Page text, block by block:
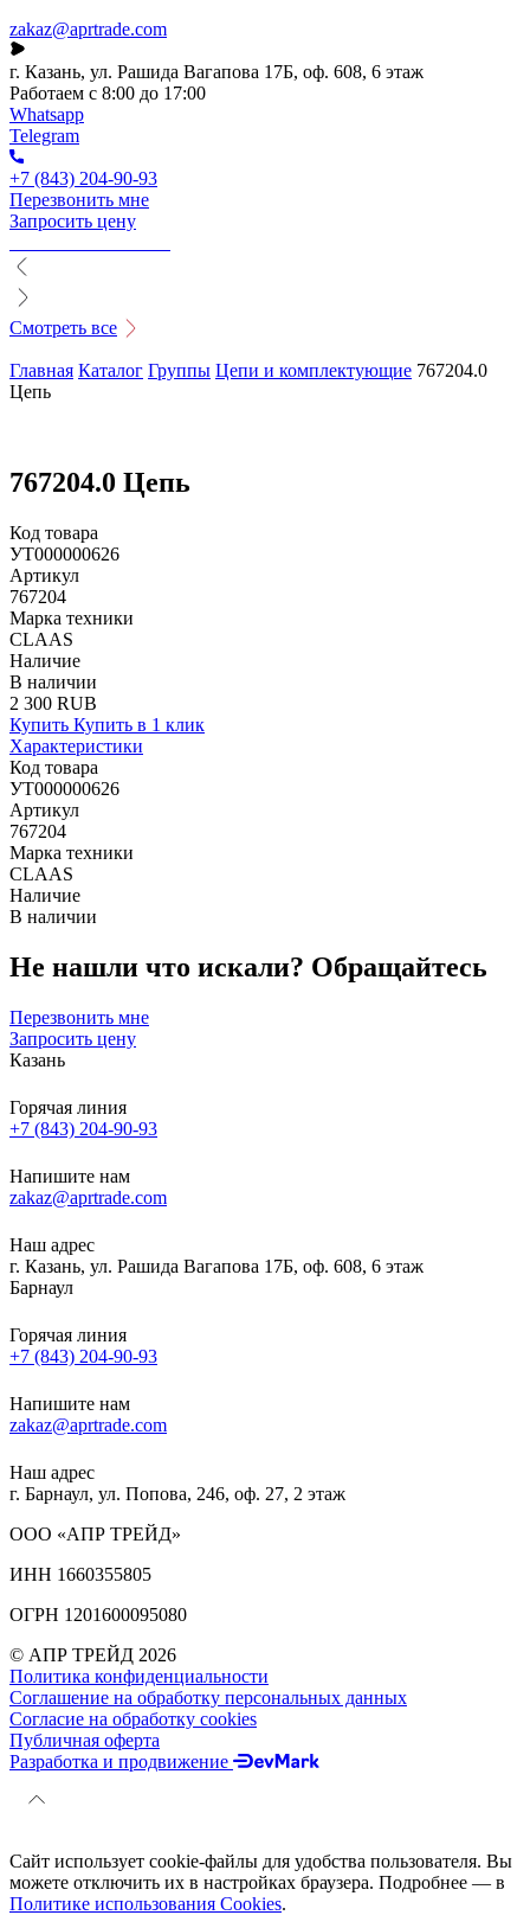
zakaz@aprtrade.com
г. Казань, ул. Рашида Вагапова 17Б, оф. 608, 6 этаж
Работаем с 8:00 до 17:00
Whatsapp
Telegram
+7 (843) 204-90-93
Перезвонить мне
Запросить цену
Смотреть все
Главная Каталог Группы Цепи и комплектующие 767204.0
Цепь
767204.0 Цепь
Код товара
УТ000000626
Артикул
767204
Марка техники
CLAAS
Наличие
В наличии
2 300 RUB
Купить Купить в 1 клик
Характеристики
Код товара
УТ000000626
Артикул
767204
Марка техники
CLAAS
Наличие
В наличии
Не нашли что искали? Обращайтесь
Перезвонить мне
Запросить цену
Казань
Горячая линия
+7 (843) 204-90-93
Напишите нам
zakaz@aprtrade.com
Наш адрес
г. Казань, ул. Рашида Вагапова 17Б, оф. 608, 6 этаж
Барнаул
Горячая линия
+7 (843) 204-90-93
Напишите нам
zakaz@aprtrade.com
Наш адрес
г. Барнаул, ул. Попова, 246, оф. 27, 2 этаж
ООО «АПР ТРЕЙД»
ИНН 1660355805
ОГРН 1201600095080
© АПР ТРЕЙД 2026
Политика конфиденциальности
Соглашение на обработку персональных данных
Согласие на обработку cookies
Публичная оферта
Разработка и продвижение
Сайт использует cookie-файлы для удобства пользователя. Вы
можете отключить их в настройках браузера. Подробнее — в
Политике использования Cookies.